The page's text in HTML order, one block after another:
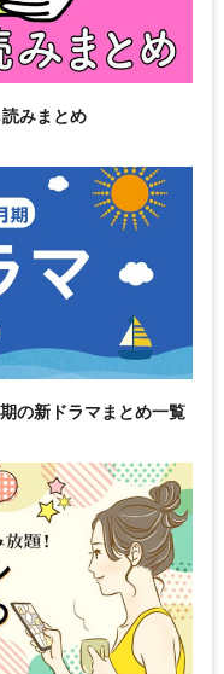
みまとめ
の新ドラマまとめ一覧